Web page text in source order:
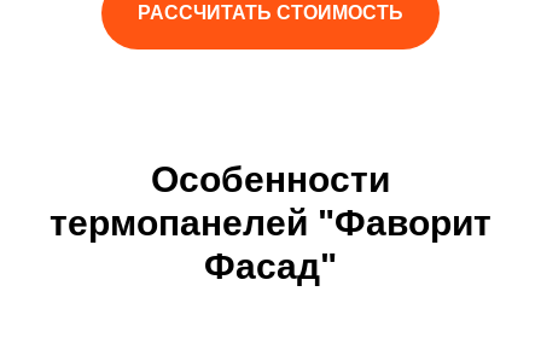
РАССЧИТАТЬ СТОИМОСТЬ
Особенности
термопанелей "Фаворит
Фасад"